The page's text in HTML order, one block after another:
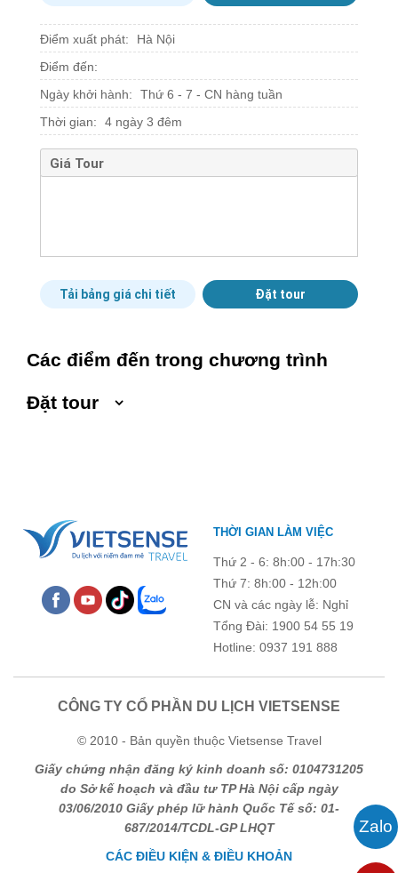
Điểm xuất phát:
Hà Nội
Điểm đến:
Ngày khởi hành:
Thứ 6 - 7 - CN hàng tuần
Thời gian:
4 ngày 3 đêm
Giá Tour
Tải bảng giá chi tiết Đặt tour
Các điểm đến trong chương trình
Đặt tour
Trẻ em 1 đến 5 tuổi Trẻ em 6 đến 12 tuổi
Họ và tên
Điện thoại di động Email
Ghi chú thêm
) là bắt buộc. Vui lòng không để
THỜI GIAN LÀM VIỆC
Thứ 2 - 6: 8h:00 - 17h:30
Thứ 7: 8h:00 - 12h:00
CN và các ngày lễ: Nghỉ
Tổng Đài: 1900 54 55 19
Hotline: 0937 191 888
CÔNG TY CỔ PHẦN DU LỊCH VIETSENSE
© 2010 - Bản quyền thuộc Vietsense Travel
Giấy chứng nhận đăng ký kinh doanh số: 0104731205
do Sở kế hoạch và đầu tư TP Hà Nội cấp ngày
03/06/2010 Giấy phép lữ hành Quốc Tế số: 01-
687/2014/TCDL-GP LHQT
CÁC ĐIỀU KIỆN & ĐIỀU KHOẢN